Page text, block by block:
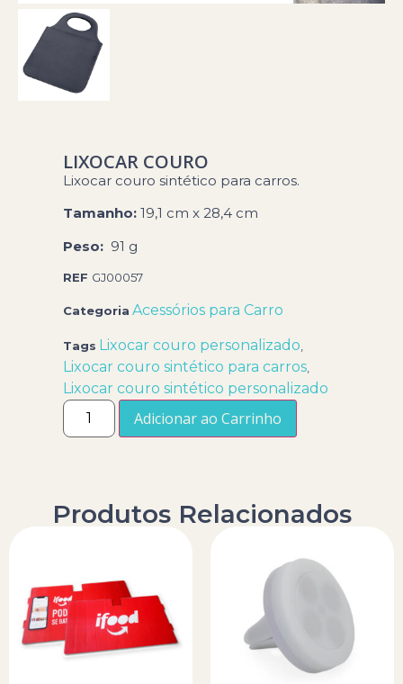
LIXOCAR COURO
Lixocar couro sintético para carros.
Tamanho:19,1 cm x 28,4 cm
Peso: 91 g
REF GJ00057
Categoria Acessórios para Carro
Tags Lixocar couro personalizado,
Lixocar couro sintético para carros,
Lixocar couro sintético personalizado
Adicionar ao Carrinho
Produtos Relacionados